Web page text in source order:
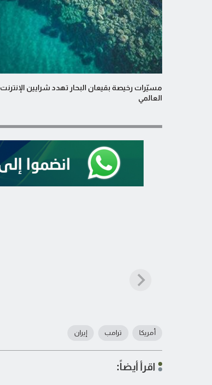
مسيّرات رخيصة بقيعان البحار تهدد شرايين الإنترنت
العالمي
أمريكا ترامب إيران
اقرأ أيضاً: